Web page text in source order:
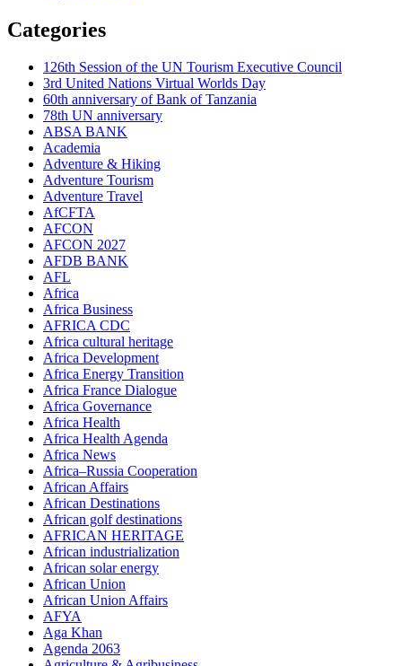
Categories
126th Session of the UN Tourism Executive Council
3rd United Nations Virtual Worlds Day
60th anniversary of Bank of Tanzania
78th UN anniversary
ABSA BANK
Academia
Adventure & Hiking
Adventure Tourism
Adventure Travel
AfCFTA
AFCON
AFCON 2027
AFDB BANK
AFL
Africa
Africa Business
AFRICA CDC
Africa cultural heritage
Africa Development
Africa Energy Transition
Africa France Dialogue
Africa Governance
Africa Health
Africa Health Agenda
Africa News
Africa–Russia Cooperation
African Affairs
African Destinations
African golf destinations
AFRICAN HERITAGE
African industrialization
African solar energy
African Union
African Union Affairs
AFYA
Aga Khan
Agenda 2063